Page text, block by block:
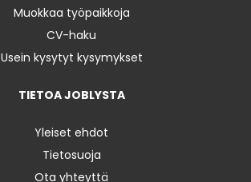
Muokkaa työpaikkoja
CV-haku
Usein kysytyt kysymykset
TIETOA JOBLYSTA
Yleiset ehdot
Tietosuoja
Ota yhteyttä